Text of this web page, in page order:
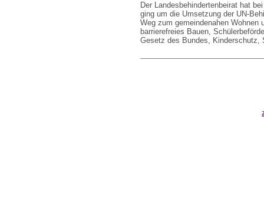
Der Landesbehindertenbeirat hat
ging um die Umsetzung der UN-
Weg zum gemeindenahen
barrierefreies Bauen,
Gesetz des Bundes, Kinderschutz,